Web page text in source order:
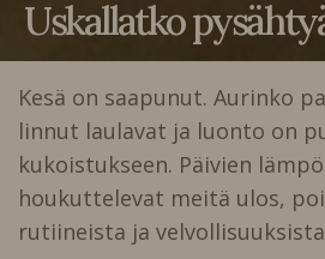
Uskallatko
Kesä on saapunut. Aurinko
linnut laulavat ja luonto on
kukoistukseen. Päivien
houkuttelevat meitä ulos,
rutiineista ja